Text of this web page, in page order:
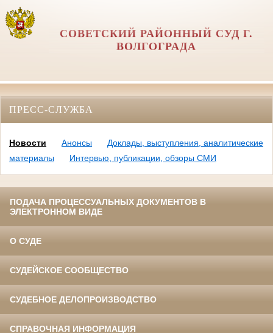
СОВЕТСКИЙ РАЙОННЫЙ СУД Г.
ВОЛГОГРАДА
ПРЕСС-СЛУЖБА
Новости Анонсы
Доклады, выступления, аналитические
материалы
Интервью, публикации, обзоры СМИ
ПОДАЧА ПРОЦЕССУАЛЬНЫХ ДОКУМЕНТОВ В
ЭЛЕКТРОННОМ ВИДЕ
О СУДЕ
СУДЕЙСКОЕ СООБЩЕСТВО
СУДЕБНОЕ ДЕЛОПРОИЗВОДСТВО
СПРАВОЧНАЯ ИНФОРМАЦИЯ